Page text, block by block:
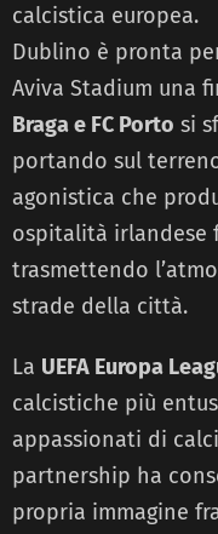
calcistica europea.
Dublino è pronta
Aviva Stadium una
Braga e FC Porto si
portando sul
agonistica che
ospitalità irlandese
trasmettendo
strade della città.
La UEFA Europa
calcistiche più
appassionati di
partnership ha
propria immagine